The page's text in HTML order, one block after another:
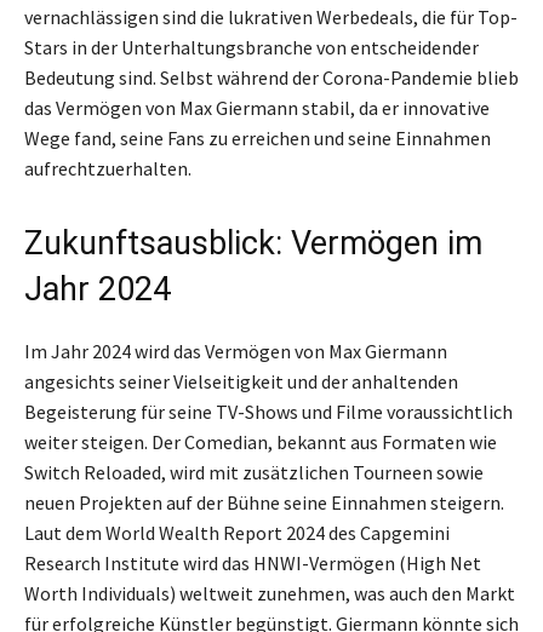
vernachlässigen sind die lukrativen Werbedeals, die für Top-
Stars in der Unterhaltungsbranche von entscheidender
Bedeutung sind. Selbst während der Corona-Pandemie blieb
das Vermögen von Max Giermann stabil, da er innovative
Wege fand, seine Fans zu erreichen und seine Einnahmen
aufrechtzuerhalten.
Zukunftsausblick: Vermögen im
Jahr 2024
Im Jahr 2024 wird das Vermögen von Max Giermann
angesichts seiner Vielseitigkeit und der anhaltenden
Begeisterung für seine TV-Shows und Filme voraussichtlich
weiter steigen. Der Comedian, bekannt aus Formaten wie
Switch Reloaded, wird mit zusätzlichen Tourneen sowie
neuen Projekten auf der Bühne seine Einnahmen steigern.
Laut dem World Wealth Report 2024 des Capgemini
Research Institute wird das HNWI-Vermögen (High Net
Worth Individuals) weltweit zunehmen, was auch den Markt
für erfolgreiche Künstler begünstigt. Giermann könnte sich